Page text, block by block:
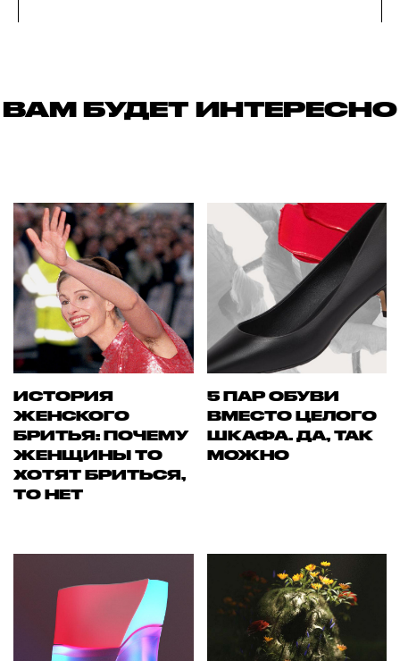
ВАМ БУДЕТ ИНТЕРЕСНО
ИСТОРИЯ
ЖЕНСКОГО
БРИТЬЯ: ПОЧЕМУ
ЖЕНЩИНЫ ТО
ХОТЯТ БРИТЬСЯ,
ТО НЕТ
5 ПАР ОБУВИ
ВМЕСТО ЦЕЛОГО
ШКАФА. ДА, ТАК
МОЖНО